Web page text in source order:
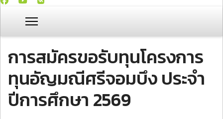
การสมัครขอรับทุนโครงการ
ทุนอัญมณีศรีจอมบึง ประจำ
ปีการศึกษา 2569